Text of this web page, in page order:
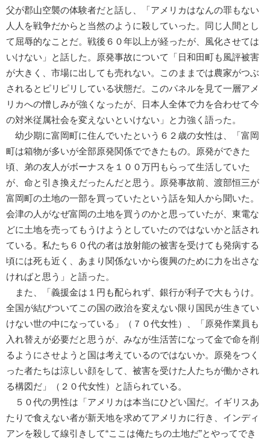
父が郡山空襲の体験者だと話し、「アメリカはなんの罪もない
人人を戦争だからと当然のように殺していった。同じ人間とし
て屈辱的なことだ。戦後６０年以上が経ったが、風化させては
いけない」と話した。原発事故について「日和田町も風評被害
が大きく、市場に出しても売れない。このままでは農家がつぶ
されるとピリピリしている状態だ。このパネルを見て一層アメ
リカへの憎しみが強くなったが、日本人全体で力を合わせて今
の対米従属社会を変えないといけない」と力強く語った。
幼少期に富岡町に住んでいたという６２歳の女性は、「富岡
町は箱物が多いが全部原発関係でできたもの。原発ができた
頃、弟の友人がボーナスを１００万円もらって生活していた
が、命と引き換えだったんだと思う。原発事故前、渡部恒三が
富岡町の土地の一部を買っていたという話を知人から聞いた。
会津の人がなぜ富岡の土地を買うのかと思っていたが、東電な
どに土地を売ってもうけようとしていたのではないかと話され
ている。私たち６０代の者は放射能の被害を受けても発病する
頃には死も近く、あまり関係ないから復興のために力を出さな
ければと思う」と語った。
また、「義援金は１円も配られず、銀行が利子で大もうけ。
全国が結びついてこの国の政治を変えない限り国民が生きてい
けない世の中になっている」（７０代女性）、「原発作業員も
入れ替えが必要だと思うが、みなが生活苦になって金で命を削
るようにさせようと国は考えているのではないか。原発をつく
った者たちは涼しい顔をして、被害を受けた人たちが働かされ
る構図だ」（２０代女性）と語られている。
５０代の男性は「アメリカは本当にひどい国だ。イギリスあ
たりで食えない者が新天地を求めてアメリカに行き、インディ
アンを殺して線引きして“ここは俺たちの土地だ”とやってでき